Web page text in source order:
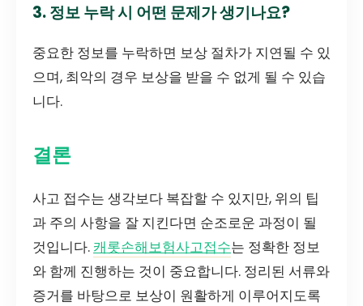
3. 정보 누락 시 어떤 문제가 생기나요?
중요한 정보를 누락하면 보상 절차가 지연될 수 있
으며, 최악의 경우 보상을 받을 수 없게 될 수 있습
니다.
결론
사고 접수는 생각보다 복잡할 수 있지만, 위의 팁
과 주의 사항을 잘 지킨다면 순조로운 과정이 될
것입니다. 캐롯손해보험사고접수는 정확한 정보
와 함께 진행하는 것이 중요합니다. 정리된 서류와
증거를 바탕으로 보상이 원활하게 이루어지도록